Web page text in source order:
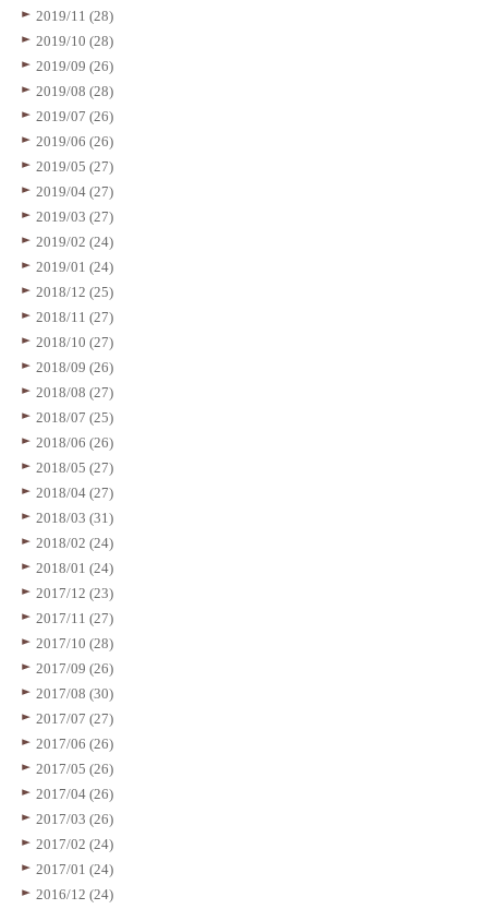
2019/11 (28)
2019/10 (28)
2019/09 (26)
2019/08 (28)
2019/07 (26)
2019/06 (26)
2019/05 (27)
2019/04 (27)
2019/03 (27)
2019/02 (24)
2019/01 (24)
2018/12 (25)
2018/11 (27)
2018/10 (27)
2018/09 (26)
2018/08 (27)
2018/07 (25)
2018/06 (26)
2018/05 (27)
2018/04 (27)
2018/03 (31)
2018/02 (24)
2018/01 (24)
2017/12 (23)
2017/11 (27)
2017/10 (28)
2017/09 (26)
2017/08 (30)
2017/07 (27)
2017/06 (26)
2017/05 (26)
2017/04 (26)
2017/03 (26)
2017/02 (24)
2017/01 (24)
2016/12 (24)